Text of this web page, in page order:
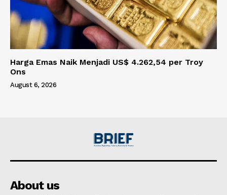
Harga Emas Naik Menjadi US$ 4.262,54 per Troy
Ons
August 6, 2026
About us